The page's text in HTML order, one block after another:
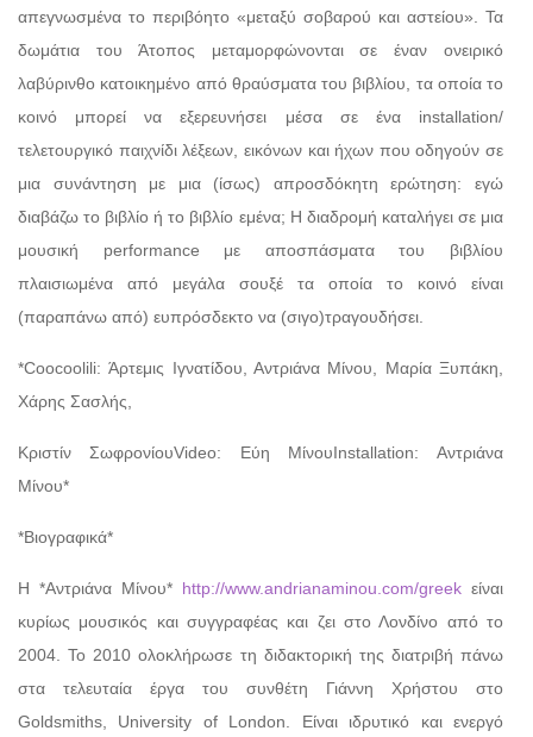
απεγνωσμένα το περιβόητο «μεταξύ σοβαρού και αστείου». Τα
δωμάτια του Άτοπος μεταμορφώνονται σε έναν ονειρικό
λαβύρινθο κατοικημένο από θραύσματα του βιβλίου, τα οποία το
κοινό μπορεί να εξερευνήσει μέσα σε ένα installation/
τελετουργικό παιχνίδι λέξεων, εικόνων και ήχων που οδηγούν σε
μια συνάντηση με μια (ίσως) απροσδόκητη ερώτηση: εγώ
διαβάζω το βιβλίο ή το βιβλίο εμένα; Η διαδρομή καταλήγει σε μια
μουσική performance με αποσπάσματα του βιβλίου
πλαισιωμένα από μεγάλα σουξέ τα οποία το κοινό είναι
(παραπάνω από) ευπρόσδεκτο να (σιγο)τραγουδήσει.
*Coocoolili: Άρτεμις Ιγνατίδου, Αντριάνα Μίνου, Μαρία Ξυπάκη,
Χάρης Σασλής,
Κριστίν ΣωφρονίουVideo: Εύη ΜίνουInstallation: Αντριάνα
Μίνου*
*Βιογραφικά*
Η *Αντριάνα Μίνου* http://www.andrianaminou.com/greek είναι
κυρίως μουσικός και συγγραφέας και ζει στο Λονδίνο από το
2004. Το 2010 ολοκλήρωσε τη διδακτορική της διατριβή πάνω
στα τελευταία έργα του συνθέτη Γιάννη Χρήστου στο
Goldsmiths, University of London. Είναι ιδρυτικό και ενεργό